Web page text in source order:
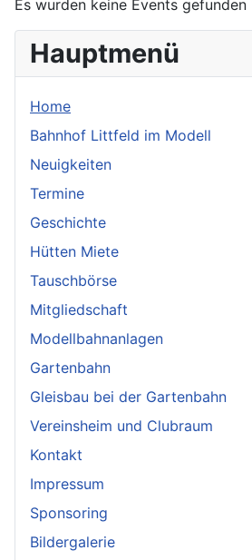
Es wurden keine Events gefunden
Hauptmenü
Home
Bahnhof Littfeld im Modell
Neuigkeiten
Termine
Geschichte
Hütten Miete
Tauschbörse
Mitgliedschaft
Modellbahnanlagen
Gartenbahn
Gleisbau bei der Gartenbahn
Vereinsheim und Clubraum
Kontakt
Impressum
Sponsoring
Bildergalerie